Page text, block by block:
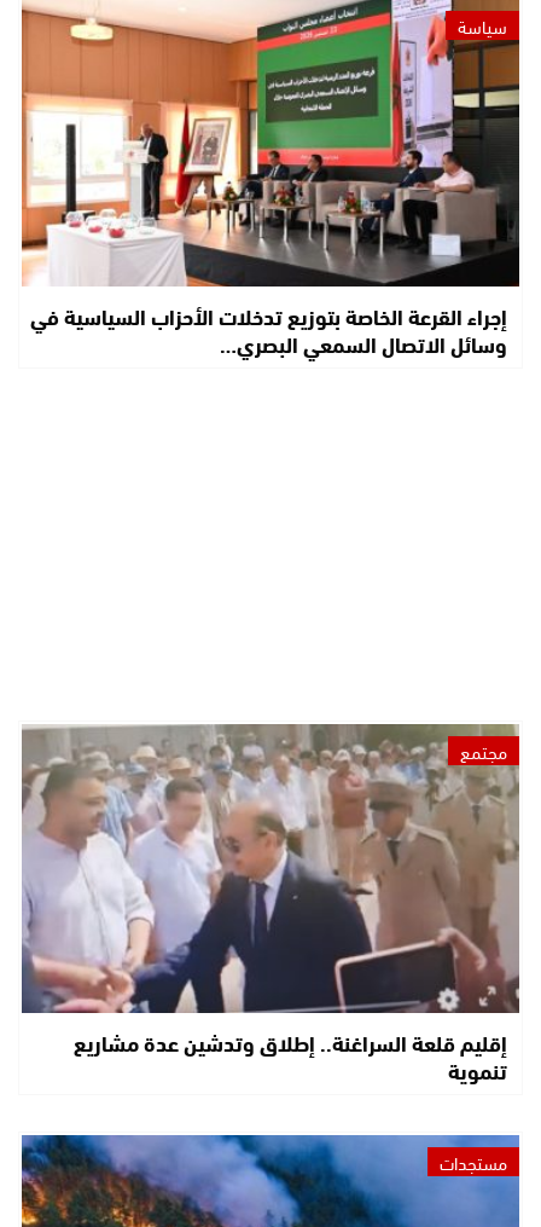
سياسة
إجراء القرعة الخاصة بتوزيع تدخلات الأحزاب السياسية في
وسائل الاتصال السمعي البصري…
مجتمع
إقليم قلعة السراغنة.. إطلاق وتدشين عدة مشاريع
تنموية
مستجدات